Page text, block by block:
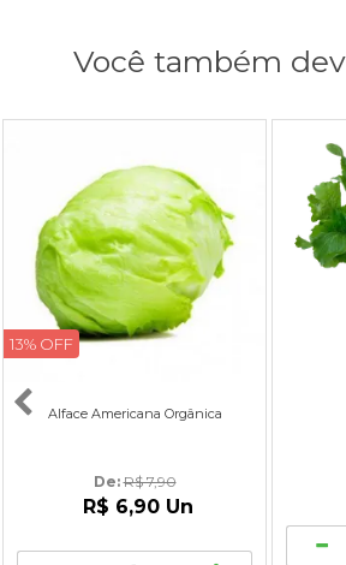
Você também
13% OFF
Alface Americana Orgânica
De: R$ 7,90
R$ 6,90Un